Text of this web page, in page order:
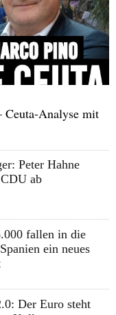
Ceuta-Analyse mit
Peter Hahne
ab
fallen in die
ein neues
Der Euro steht